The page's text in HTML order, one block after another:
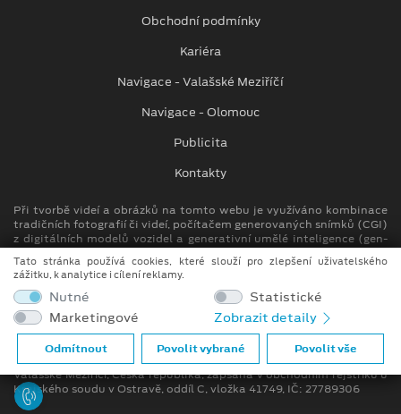
Obchodní podmínky
Kariéra
Navigace - Valašské Meziříčí
Navigace - Olomouc
Publicita
Kontakty
Při tvorbě videí a obrázků na tomto webu je využíváno kombinace
tradičních fotografií či videí, počítačem generovaných snímků (CGI)
z digitálních modelů vozidel a generativní umělé inteligence (gen-
Auto Kora top s.r.o.
M. Alše 780, Krásno nad Bečvou
757 01 Valašské Meziříčí
info.vm@autokora.cz
Společnost se sídlem M. Alše 780, Krásno nad Bečvou, 757 01
Valašské Meziříčí, Česká republika, zapsána v obchodním rejstříku u
Krajského soudu v Ostravě, oddíl C, vložka 41749, IČ: 27789306
Tato stránka používá cookies, které slouží pro zlepšení uživatelského
zážitku, k analytice i cílení reklamy.
Nutné
Statistické
Marketingové
Zobrazit detaily
Odmítnout Povolit vybrané Povolit vše